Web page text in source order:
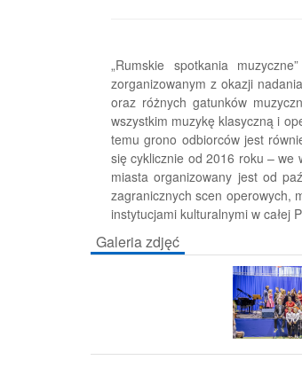
„Rumskie spotkania
zorganizowanym z okazji
oraz różnych gatunków
wszystkim muzykę klasyczną i
temu grono odbiorców jest
się cyklicznie od 2016 roku – we
miasta organizowany jest od
zagranicznych scen operowych,
instytucjami kulturalnymi w całej
Galeria zdjęć